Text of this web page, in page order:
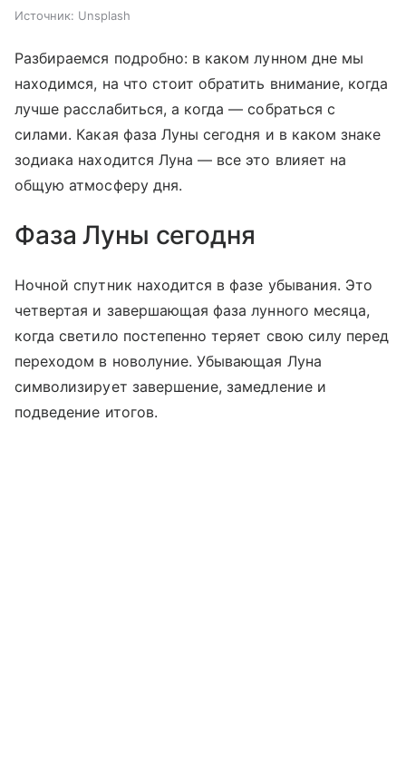
Источник: Unsplash
Разбираемся подробно: в каком лунном дне мы
находимся, на что стоит обратить внимание, когда
лучше расслабиться, а когда — собраться с
силами. Какая фаза Луны сегодня и в каком знаке
зодиака находится Луна — все это влияет на
общую атмосферу дня.
Фаза Луны сегодня
Ночной спутник находится в фазе убывания. Это
четвертая и завершающая фаза лунного месяца,
когда светило постепенно теряет свою силу перед
переходом в новолуние. Убывающая Луна
символизирует завершение, замедление и
подведение итогов.